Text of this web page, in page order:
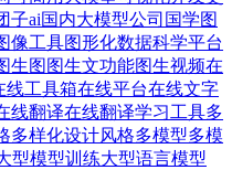
子ai国内大模型公司 国学图
像工具图形化数据科学平台
生图 图生文功能图生视频在
线工具箱在线平台在线文字
线翻译在线翻译学习工具多
多样化设计风格多模型多模
型模型训练大型语言模型